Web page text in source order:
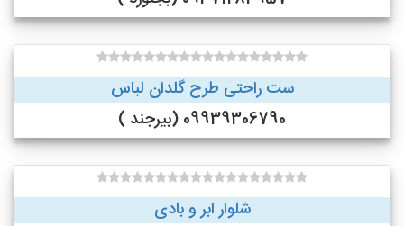
ست راحتی طرح گلدان لباس
09939306790 (بیرجند )
شلوار ابر و بادی